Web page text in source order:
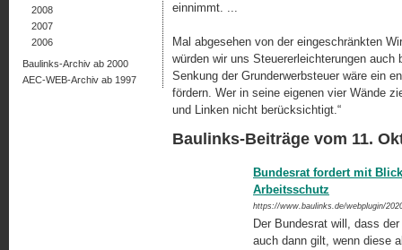
einnimmt. ...
Mal abgesehen von der eingeschränkten
würden wir uns Steuererleichterungen
Senkung der Grunderwerbsteuer wäre ein
fördern. Wer in seine eigenen vier Wände
und Linken nicht berück­sich­tigt.“
Baulinks-Beiträge vom 11.
Bundesrat fordert mit
Arbeitsschutz
https://www.baulinks.de/webplugin/
Der Bundesrat will, dass
auch dann gilt, wenn diese
2008
2007
2006
Baulinks-Archiv ab 2000
AEC-WEB-Archiv ab 1997